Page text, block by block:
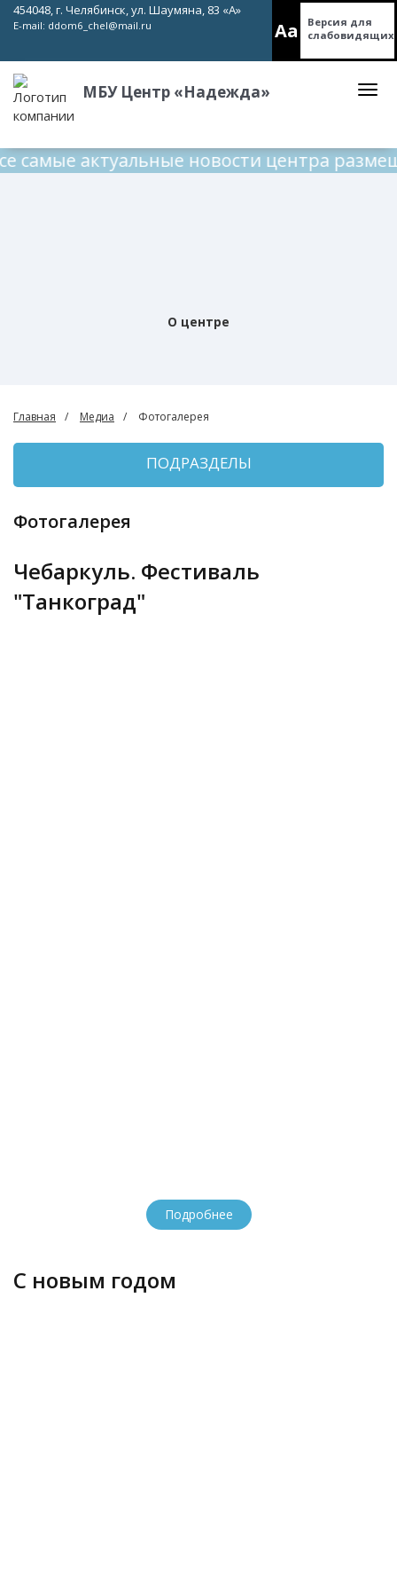
454048, г. Челябинск, ул. Шаумяна, 83 «А»
E-mail: ddom6_chel@mail.ru Aa
Версия для
слабовидящих
МБУ Центр «Надежда»
актуальные новости центра
О центре
Главная Медиа Фотогалерея
ПОДРАЗДЕЛЫ
Фотогалерея
Чебаркуль. Фестиваль
"Танкоград"
Подробнее
С новым годом